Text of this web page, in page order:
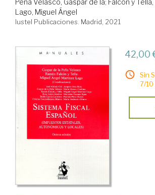
Peña Velasco, Gaspar de la; Falcón y
Lago, Miguel Ángel
Iustel Publicaciones. Madrid, 2021
42,00
Sin
7/10